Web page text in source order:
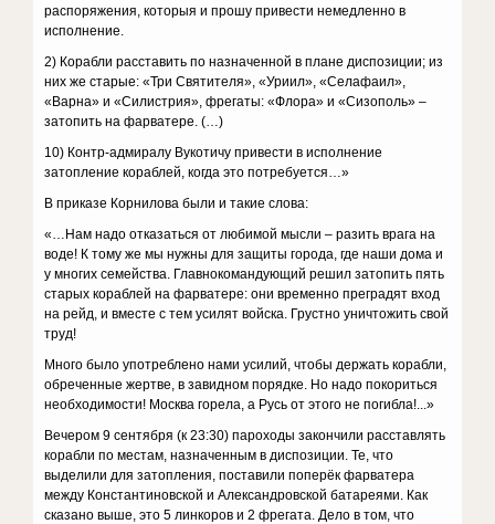
распоряжения, которыя и прошу привести немедленно в
исполнение.
2) Корабли расставить по назначенной в плане диспозиции; из
них же старые: «Три Святителя», «Уриил», «Селафаил»,
«Варна» и «Силистрия», фрегаты: «Флора» и «Сизополь» –
затопить на фарватере. (…)
10) Контр-адмиралу Вукотичу привести в исполнение
затопление кораблей, когда это потребуется…»
В приказе Корнилова были и такие слова:
«…Нам надо отказаться от любимой мысли – разить врага на
воде! К тому же мы нужны для защиты города, где наши дома и
у многих семейства. Главнокомандующий решил затопить пять
старых кораблей на фарватере: они временно преградят вход
на рейд, и вместе с тем усилят войска. Грустно уничтожить свой
труд!
Много было употреблено нами усилий, чтобы держать корабли,
обреченные жертве, в завидном порядке. Но надо покориться
необходимости! Москва горела, а Русь от этого не погибла!...»
Вечером 9 сентября (к 23:30) пароходы закончили расставлять
корабли по местам, назначенным в диспозиции. Те, что
выделили для затопления, поставили поперёк фарватера
между Константиновской и Александровской батареями. Как
сказано выше, это 5 линкоров и 2 фрегата. Дело в том, что